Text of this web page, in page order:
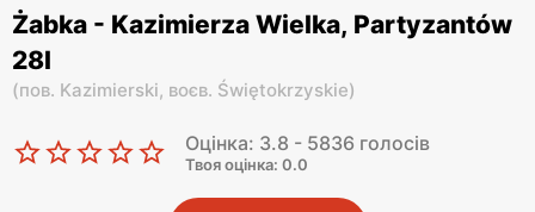
Żabka - Kazimierza Wielka, Partyzantów
28l
(пов. Kazimierski, воєв. Świętokrzyskie)
Оцінка: 3.8 - 5836 голосів
Твоя оцінка: 0.0